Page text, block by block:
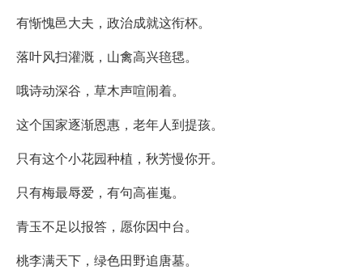
有惭愧邑大夫，政治成就这衔杯。
落叶风扫灌溉，山禽高兴毰毸。
哦诗动深谷，草木声喧闹着。
这个国家逐渐恩惠，老年人到提孩。
只有这个小花园种植，秋芳慢你开。
只有梅最辱爱，有句高崔嵬。
青玉不足以报答，愿你因中台。
桃李满天下，绿色田野追唐墓。